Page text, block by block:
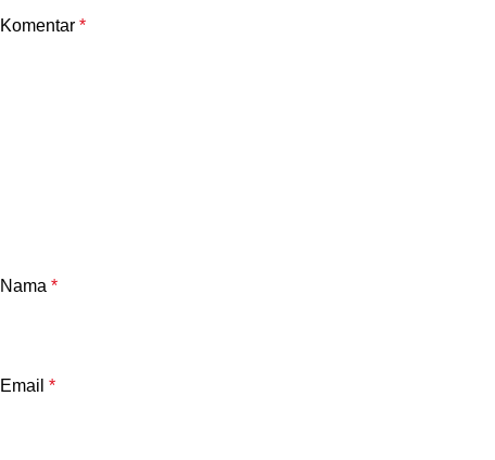
Komentar *
Nama *
Email *